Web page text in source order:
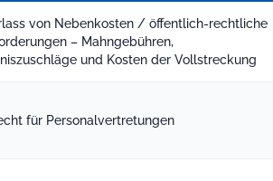
von Nebenkosten / öffentlich-rechtliche
– Mahngebühren,
und Kosten der Vollstreckung
für Personalvertretungen